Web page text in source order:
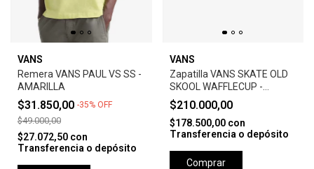
VANS
Remera VANS PAUL VS SS -
AMARILLA
$31.850,00 -35% OFF
$49.000,00
$27.072,50 con
Transferencia o depósito
VANS
Zapatilla VANS SKATE OLD
SKOOL WAFFLECUP -
BLACK/BROWN
$210.000,00
$178.500,00 con
Transferencia o depósito
Comprar